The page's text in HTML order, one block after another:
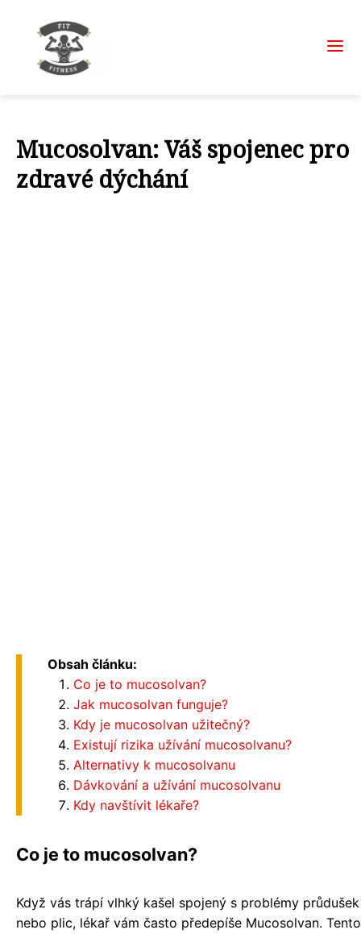
Mucosolvan: Váš spojenec pro
zdravé dýchání
Obsah článku:
Co je to mucosolvan?
Jak mucosolvan funguje?
Kdy je mucosolvan užitečný?
Existují rizika užívání mucosolvanu?
Alternativy k mucosolvanu
Dávkování a užívání mucosolvanu
Kdy navštívit lékaře?
Co je to mucosolvan?
Když vás trápí vlhký kašel spojený s problémy průdušek
nebo plic, lékař vám často předepíše Mucosolvan. Tento